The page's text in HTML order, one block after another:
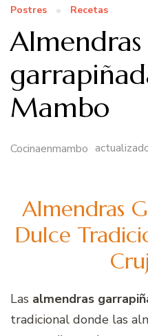
Postres Recetas
Almendras
Mambo
Cocinaenmambo
Almendras
Dulce
Las almendras
tradicional donde las